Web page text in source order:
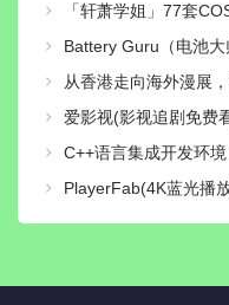
「轩萧学姐」77套COS作品
Battery Guru（电池大师）
从香港走向海外漫展，花
爱影视(影视追剧免费
C++语言集成开发环境 |
PlayerFab(4K蓝光播